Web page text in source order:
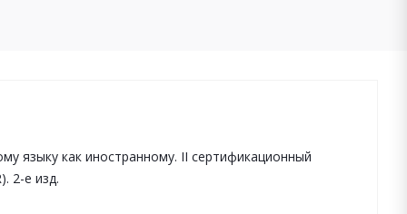
языку как иностранному. II сертификационный
2-е изд.